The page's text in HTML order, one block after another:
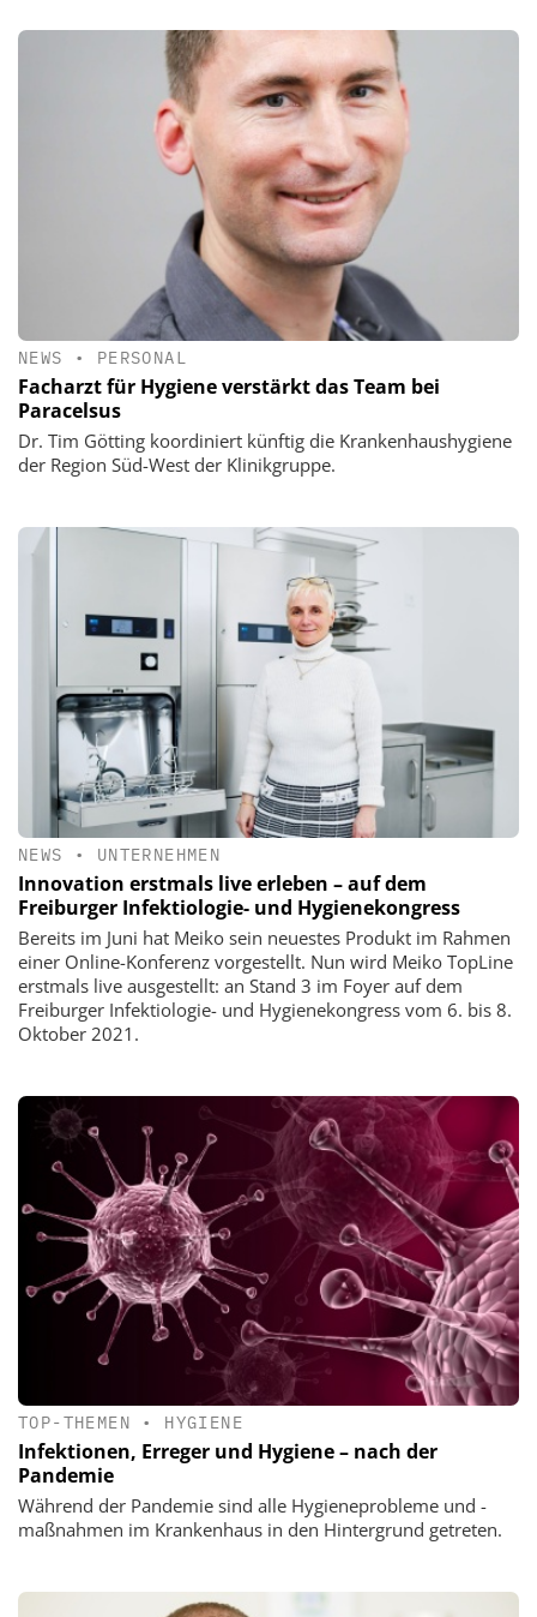
NEWS • PERSONAL
Facharzt für Hygiene verstärkt das Team bei
Paracelsus
Dr. Tim Götting koordiniert künftig die Krankenhaushygiene
der Region Süd-West der Klinikgruppe.
NEWS • UNTERNEHMEN
Innovation erstmals live erleben – auf dem
Freiburger Infektiologie- und Hygienekongress
Bereits im Juni hat Meiko sein neuestes Produkt im Rahmen
einer Online-Konferenz vorgestellt. Nun wird Meiko TopLine
erstmals live ausgestellt: an Stand 3 im Foyer auf dem
Freiburger Infektiologie- und Hygienekongress vom 6. bis 8.
Oktober 2021.
TOP-THEMEN • HYGIENE
Infektionen, Erreger und Hygiene – nach der
Pandemie
Während der Pandemie sind alle Hygienepro­bleme und -
maßnahmen im Krankenhaus in den Hintergrund getreten.